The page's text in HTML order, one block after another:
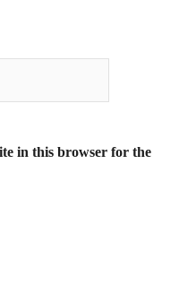
in this browser for the